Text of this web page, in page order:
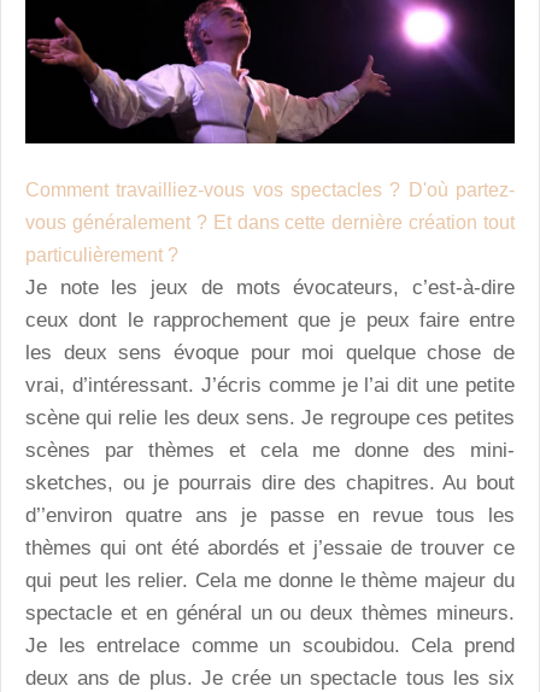
Comment travailliez-vous vos spectacles ? D'où partez-
vous généralement ? Et dans cette dernière création tout
particulièrement ?
Je note les jeux de mots évocateurs, c’est-à-dire
ceux dont le rapprochement que je peux faire entre
les deux sens évoque pour moi quelque chose de
vrai, d’intéressant. J’écris comme je l’ai dit une petite
scène qui relie les deux sens. Je regroupe ces petites
scènes par thèmes et cela me donne des mini-
sketches, ou je pourrais dire des chapitres. Au bout
d’’environ quatre ans je passe en revue tous les
thèmes qui ont été abordés et j’essaie de trouver ce
qui peut les relier. Cela me donne le thème majeur du
spectacle et en général un ou deux thèmes mineurs.
Je les entrelace comme un scoubidou. Cela prend
deux ans de plus. Je crée un spectacle tous les six